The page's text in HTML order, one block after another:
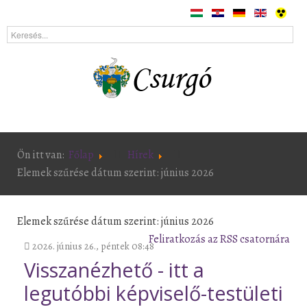
Ön itt van: Főlap
Hírek
Elemek szűrése dátum szerint: június 2026
Elemek szűrése dátum szerint: június 2026
Feliratkozás az RSS csatornára
2026. június 26., péntek 08:48
Visszanézhető - itt a
legutóbbi képviselő-testületi